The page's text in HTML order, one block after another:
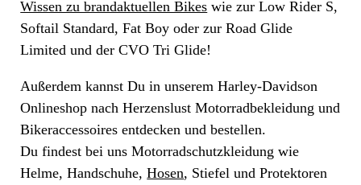
Wissen zu brandaktuellen Bikes wie zur Low Rider S,
Softail Standard, Fat Boy oder zur Road Glide
Limited und der CVO Tri Glide!
Außerdem kannst Du in unserem Harley-Davidson
Onlineshop nach Herzenslust Motorradbekleidung und
Bikeraccessoires entdecken und bestellen.
Du findest bei uns Motorradschutzkleidung wie
Helme, Handschuhe,Hosen, Stiefel und Protektoren